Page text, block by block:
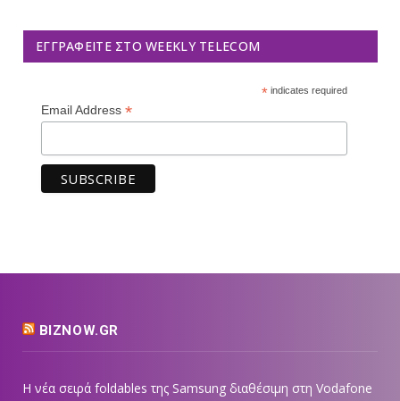
ΕΓΓΡΑΦΕΊΤΕ ΣΤΟ WEEKLY TELECOM
*indicates required
Email Address *
BIZNOW.GR
Η νέα σειρά foldables της Samsung διαθέσιμη στη Vodafone